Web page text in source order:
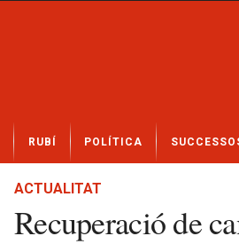
t
RUBÍ POLÍTICA
ACTUALITAT
Recuperació de